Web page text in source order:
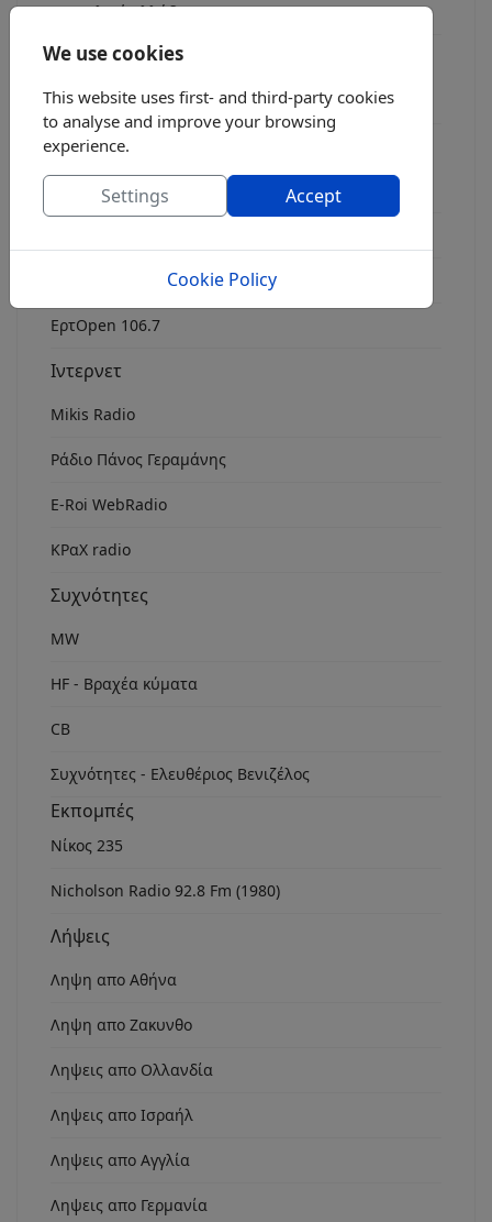
Ανατολική Ελλάδα
Νότια Ελλάδα
Radio Asyrmatos 1134 khz
FM stereo
Ράδιο fm7
ΕρτOpen 106.7
Ιντερνετ
Mikis Radio
Ράδιο Πάνος Γεραμάνης
Ε-Roi WebRadio
ΚΡαΧ radio
Συχνότητες
MW
HF - Βραχέα κύματα
CB
Συχνότητες - Ελευθέριος Βενιζέλος
Εκπομπές
Νίκος 235
Nicholson Radio 92.8 Fm (1980)
Λήψεις
Ληψη απο Αθήνα
Ληψη απο Ζακυνθο
Ληψεις απο Ολλανδία
Ληψεις απο Ισραήλ
Ληψεις απο Αγγλία
Ληψεις απο Γερμανία
We use cookies
This website uses first- and third-party cookies
to analyse and improve your browsing
experience.
Settings Accept
Cookie Policy